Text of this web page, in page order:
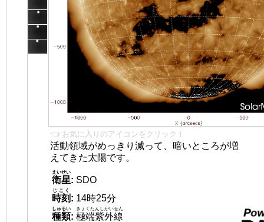
👈 お気に入りのアイコンをクリック！
活動領域がめっきり減って、暗いところが増
えてきた太陽です。
衛星
えいせい
: SDO
時刻
じこく
: 14時25分
種類
しゅるい
: 極端紫外線
きょくたんしがいせん